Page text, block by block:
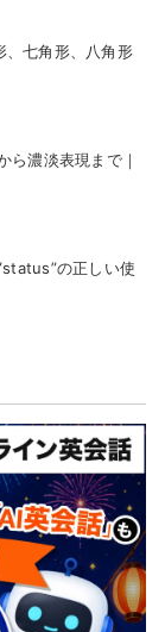
七角形、八角形
ら濃淡表現まで｜
の正しい使